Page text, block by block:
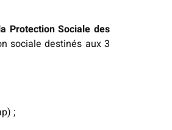
Protection Sociale des
sociale destinés aux 3
;